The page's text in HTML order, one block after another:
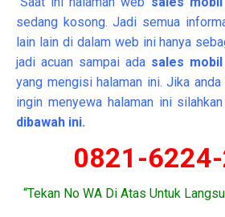
sedang kosong. Jadi semua
lain lain di dalam web ini hanya
jadi acuan sampai ada sales
yang mengisi halaman ini. Jika anda
ingin menyewa halaman ini silahkan
dibawah ini.
0821-
“Tekan No WA Di Atas Untuk